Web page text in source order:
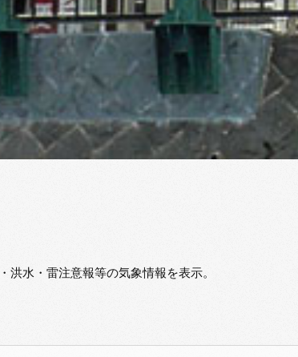
洪水・雷注意報等の気象情報を表示。